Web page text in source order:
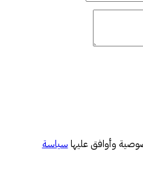
وأوافق عليها سياسة